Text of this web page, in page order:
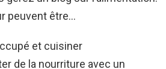
peuvent être…
et cuisiner
de la nourriture avec un